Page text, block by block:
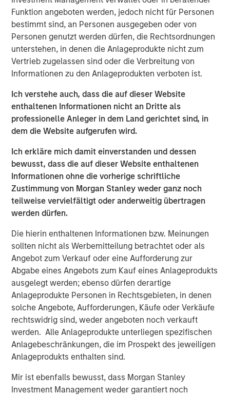
Funktion angeboten werden, jedoch nicht für Personen
bestimmt sind, an Personen ausgegeben oder von
Personen genutzt werden dürfen, die Rechtsordnungen
unterstehen, in denen die Anlageprodukte nicht zum
Vertrieb zugelassen sind oder die Verbreitung von
Informationen zu den Anlageprodukten verboten ist.
Ich verstehe auch, dass die auf dieser Website
enthaltenen Informationen nicht an Dritte als
professionelle Anleger in dem Land gerichtet sind, in
dem die Website aufgerufen wird.
Ich erkläre mich damit einverstanden und dessen
bewusst, dass die auf dieser Website enthaltenen
Informationen ohne die vorherige schriftliche
Zustimmung von Morgan Stanley weder ganz noch
teilweise vervielfältigt oder anderweitig übertragen
werden dürfen.
Die hierin enthaltenen Informationen bzw. Meinungen
sollten nicht als Werbemitteilung betrachtet oder als
Angebot zum Verkauf oder eine Aufforderung zur
Abgabe eines Angebots zum Kauf eines Anlageprodukts
ausgelegt werden; ebenso dürfen derartige
Anlageprodukte Personen in Rechtsgebieten, in denen
solche Angebote, Aufforderungen, Käufe oder Verkäufe
rechtswidrig sind, weder angeboten noch verkauft
werden. Alle Anlageprodukte unterliegen spezifischen
Anlagebeschränkungen, die im Prospekt des jeweiligen
Anlageprodukts enthalten sind.
Mir ist ebenfalls bewusst, dass Morgan Stanley
Investment Management weder garantiert noch
shareholders of Tele Columbus AG, Berlin, Germany, for
the acquisition of their registered no-par-value shares in
Tele Columbus AG (ISIN DE000TCAG172) as well as its
non-binding English convenience translation are available
for distribution free of charge at BNP Paribas Securities
Services S.C.A., Frankfurt Branch, Europa-Allee 12, 60327
providing a complete address by fax to +49 69 1520 5277
or via e-mail to
frankfurt.gct.operations@bnpparibas.com).
and its non-binding English convenience translation are
also available on the internet athttp://www.faser-
angebot.de.
Frankfurt am Main, February 1, 2021
Important note:
This announcement is for information purposes only and
neither constitutes an invitation to sell, nor an offer to
purchase, securities of Tele Columbus AG, Berlin
(subsequently the “Company”) but constitutes a legally
required announcement according to the German
Securities Acquisition and Takeover Act
(Wertpapiererwerbs- und Übernahmegesetz – “WpÜG”) in
the context of a voluntary public takeover offer (the
“Offer”). The final terms and further provisions regarding
the Offer are disclosed in the offer document that has
been approved for publication by the German Federal